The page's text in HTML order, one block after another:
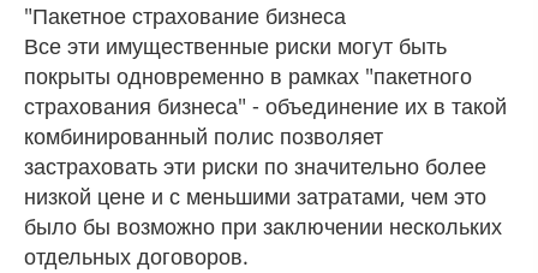
"Пакетное страхование бизнеса
Все эти имущественные риски могут быть
покрыты одновременно в рамках "пакетного
страхования бизнеса" - объединение их в такой
комбинированный полис позволяет
застраховать эти риски по значительно более
низкой цене и с меньшими затратами, чем это
было бы возможно при заключении нескольких
отдельных договоров.